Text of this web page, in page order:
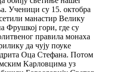
Ученици су 15. октобра
манастир Велику
Фрушкој гори, где су
правила монаха
да чују поуке
Оца Стефана. Потом
Kарловцима уз